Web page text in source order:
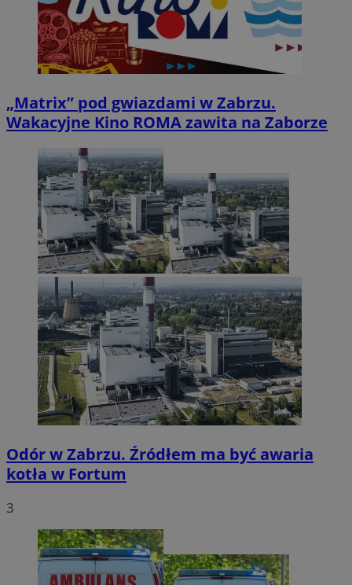
„Matrix” pod gwiazdami w Zabrzu.
Wakacyjne Kino ROMA zawita na Zaborze
Odór w Zabrzu. Źródłem ma być awaria
kotła w Fortum
3